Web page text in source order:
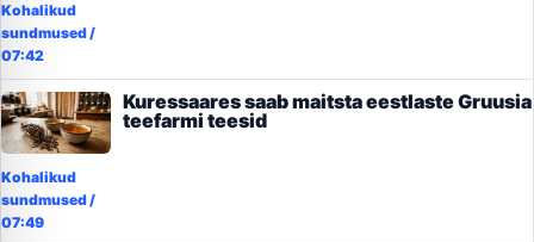
Kohalikud
sundmused/
07:42
Kuressaares saab maitsta eestlaste Gruusia
teefarmi teesid
Kohalikud
sundmused/
07:49